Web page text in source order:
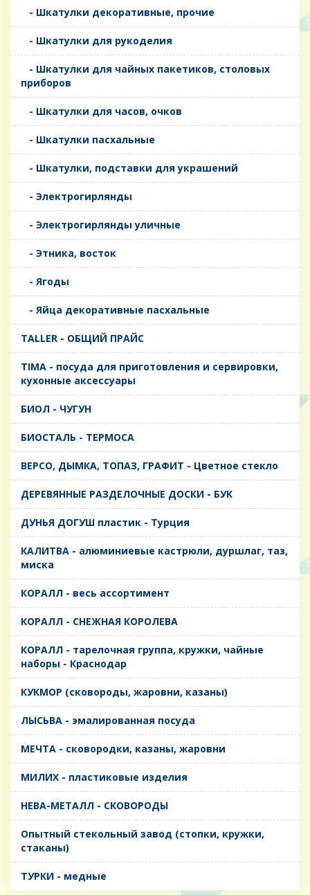
- Шкатулки декоративные, прочие
- Шкатулки для рукоделия
- Шкатулки для чайных пакетиков, столовых
приборов
- Шкатулки для часов, очков
- Шкатулки пасхальные
- Шкатулки, подставки для украшений
- Электрогирлянды
- Электрогирлянды уличные
- Этника, восток
- Ягоды
- Яйца декоративные пасхальные
TALLER - ОБЩИЙ ПРАЙС
TIMA - посуда для приготовления и сервировки,
кухонные аксессуары
БИОЛ - ЧУГУН
БИОСТАЛЬ - ТЕРМОСА
ВЕРСО, ДЫМКА, ТОПАЗ, ГРАФИТ - Цветное стекло
ДЕРЕВЯННЫЕ РАЗДЕЛОЧНЫЕ ДОСКИ - БУК
ДУНЬЯ ДОГУШ пластик - Турция
КАЛИТВА - алюминиевые кастрюли, дуршлаг, таз,
миска
КОРАЛЛ - весь ассортимент
КОРАЛЛ - СНЕЖНАЯ КОРОЛЕВА
КОРАЛЛ - тарелочная группа, кружки, чайные
наборы - Краснодар
КУКМОР (сковороды, жаровни, казаны)
ЛЫСЬВА - эмалированная посуда
МЕЧТА - сковородки, казаны, жаровни
МИЛИХ - пластиковые изделия
НЕВА-МЕТАЛЛ - СКОВОРОДЫ
Опытный стекольный завод (стопки, кружки,
стаканы)
ТУРКИ - медные